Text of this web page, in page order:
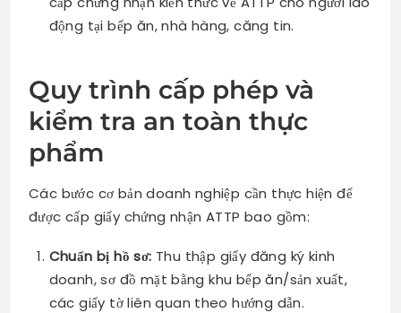
động tại bếp ăn, nhà hàng, căng tin.
Quy trình cấp phép và
kiểm tra an toàn thực
phẩm
Các bước cơ bản doanh nghiệp cần thực hiện để
được cấp giấy chứng nhận ATTP bao gồm:
Chuẩn bị hồ sơ: Thu thập giấy đăng ký kinh
doanh, sơ đồ mặt bằng khu bếp ăn/sản xuất,
các giấy tờ liên quan theo hướng dẫn.